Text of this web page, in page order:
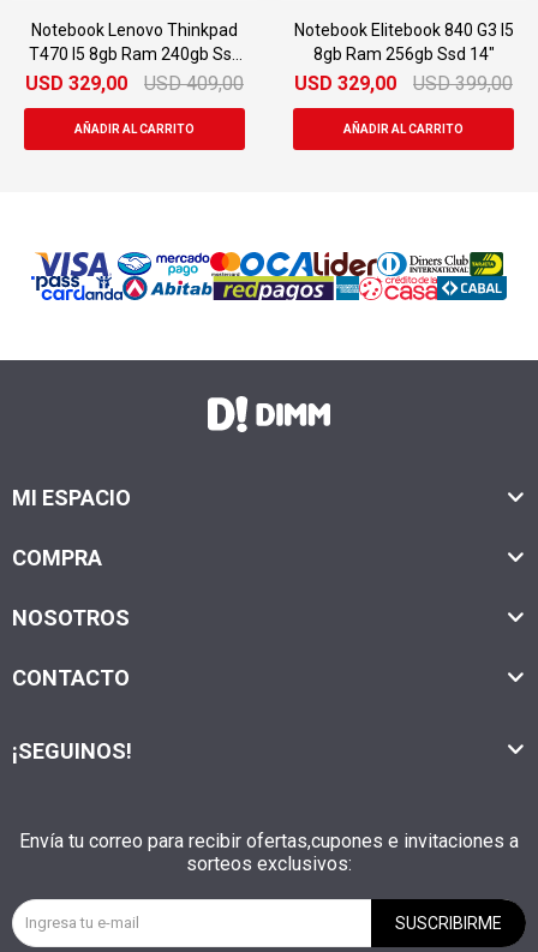
Notebook Lenovo Thinkpad
T470 I5 8gb Ram 240gb Ssd
14"
USD 329,00 USD 409,00
Notebook Elitebook 840 G3 I5
8gb Ram 256gb Ssd 14"
USD 329,00 USD 399,00
MI ESPACIO
COMPRA
NOSOTROS
CONTACTO
Envía tu correo para recibir ofertas,cupones e invitaciones a
sorteos exclusivos:
SUSCRIBIRME
¡SEGUINOS!